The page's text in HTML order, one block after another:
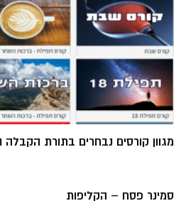
מגוון קורסים נבחרים בתורת
סמינר פסח – הקליפות